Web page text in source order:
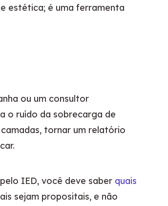
estética; é uma ferramenta
ou um consultor
o ruído da sobrecarga de
tornar um relatório
IED, você deve saber quais
sejam propositais, e não